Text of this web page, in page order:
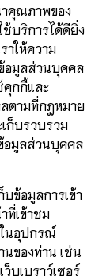
คุณภาพของ
บริการได้ดียิ่ง
าให้ความ
อมูลส่วนบุคคล
คุกกี้และ
ตามที่กฎหมาย
ก็บรวบรวม
อมูลส่วนบุคคล
บข้อมูลการเข้า
ที่เข้าชม
ในอุปกรณ์
นของท่าน เช่น
บเบราว์เซอร์